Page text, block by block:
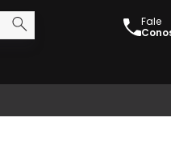
Fale